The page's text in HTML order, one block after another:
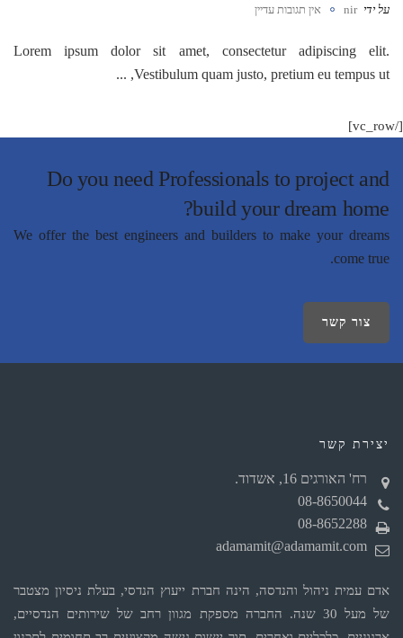
על ידי nir אין תגובות עדיין
Lorem ipsum dolor sit amet, consectetur adipiscing elit.
Vestibulum quam justo, pretium eu tempus ut, ...
[/vc_row]
Do you need Professionals to project and
build your dream home?
We offer the best engineers and builders to make your dreams
come true.
צור קשר
יצירת קשר
רח' האורגים 16, אשדוד.
08-8650044
08-8652288
adamamit@adamamit.com
אדם עמית ניהול והנדסה, הינה חברת ייעוץ הנדסי, בעלת ניסיון מצטבר
של מעל 30 שנה. החברה מספקת מגוון רחב של שירותים הנדסיים,